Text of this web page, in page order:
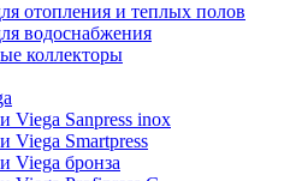
отопления и теплых полов
водоснабжения
коллекторы
Viega Sanpress inox
Viega Smartpress
Viega бронза